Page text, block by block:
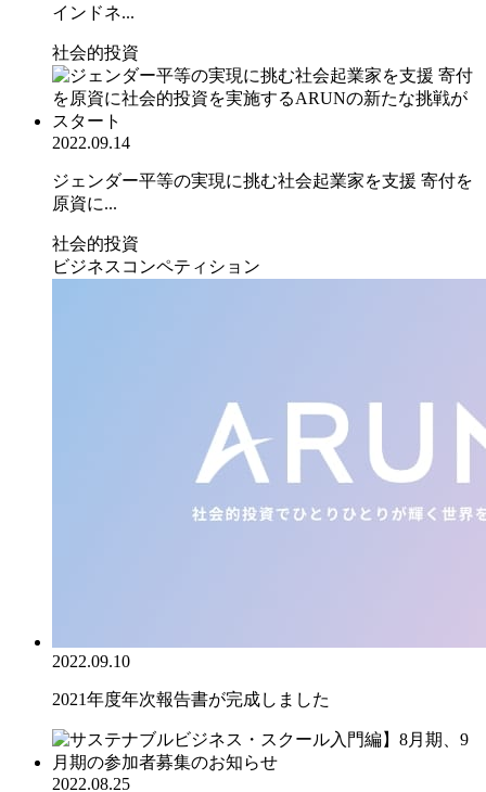
インドネ...
社会的投資
2022.09.14
ジェンダー平等の実現に挑む社会起業家を支援 寄付を
原資に...
社会的投資
ビジネスコンペティション
2022.09.10
2021年度年次報告書が完成しました
2022.08.25